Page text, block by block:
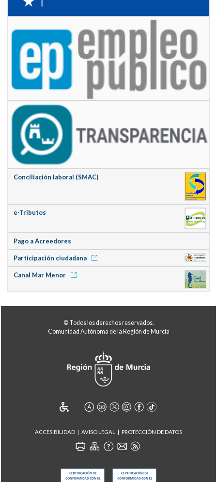
Conciliación laboral (SMAC)
e-Tributos
Pago a Acreedores
Participación ciudadana
Canal Mar Menor
© Todos los derechos reservados.
Comunidad Autónoma de la Región de Murcia
ACCESIBILIDAD AVISO LEGAL PROTECCIÓN DE DATOS